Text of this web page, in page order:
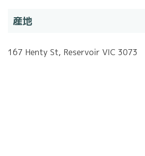
産地
167 Henty St, Reservoir VIC 3073